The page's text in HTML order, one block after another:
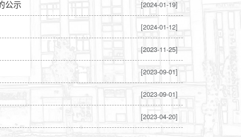
公示 [2024-01-19]
[2024-01-12]
[2023-11-25]
[2023-09-01]
[2023-09-01]
[2023-04-20]